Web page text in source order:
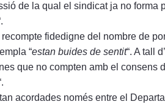
de la qual el sindicat ja no forma
fidedigne del nombre de
“estan buides de sentit“. A tall
que no compten amb el consens
acordades només entre el